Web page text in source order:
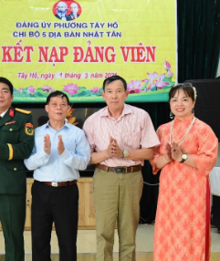
các tổ chức
phố Hà Nội
sĩ mới
Hương Tết ra